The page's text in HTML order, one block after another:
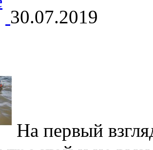
30.07.2019
На первый